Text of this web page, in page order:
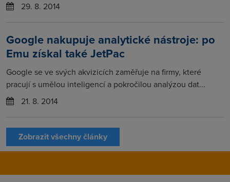
29. 8. 2014
Google nakupuje analytické nástroje: po
Emu získal také JetPac
Google se ve svých akvizicích zaměřuje na firmy, které
pracují s umělou inteligencí a pokročilou analýzou dat...
21. 8. 2014
Zobrazit všechny články